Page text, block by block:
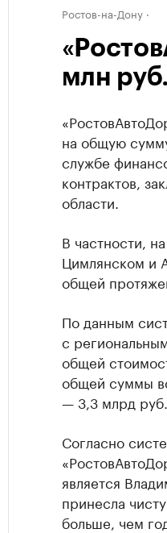
Ростов-на-Дону
млн
на общую
службе
контрактов,
области.
В частности,
Цимлянском и
общей
По данным
с
общей
общей суммы
— 3,3 млрд руб.
Согласно
является
принесла
больше, чем